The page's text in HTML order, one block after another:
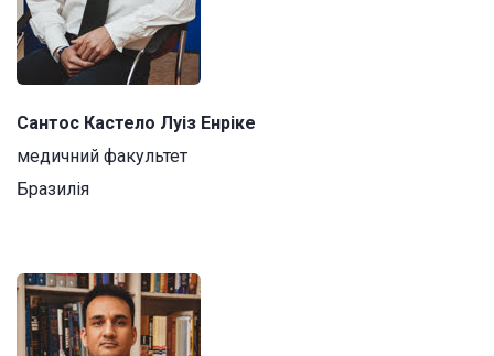
Сантос Кастело Луіз Енріке
медичний факультет
Бразилія